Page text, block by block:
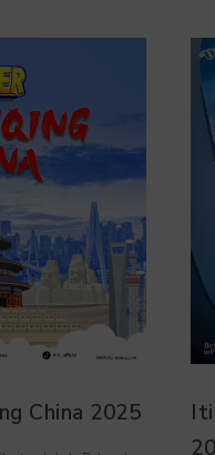
Trip China
Wilson & Pak